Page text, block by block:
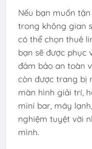
Nếu bạn muốn
trong không gian
có thể chọn thuê
bạn sẽ được phục
đảm bảo an toàn
còn được trang bị
màn hình giải trí,
mini bar, máy
nghiệm tuyệt vời
mình.